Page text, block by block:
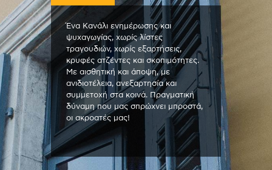
Ένα Κανάλι ενημέρωσης και
ψυχαγωγίας, χωρίς λίστες
τραγουδιών, χωρίς εξαρτήσεις,
κρυφές ατζέντες και σκοπιμότητες.
Με αισθητική και άποψη, με
ανιδιοτέλεια, ανεξαρτησία και
συμμετοχή στα κοινά. Πραγματική
δύναμη που μας σπρώχνει μπροστά,
οι ακροατές μας!